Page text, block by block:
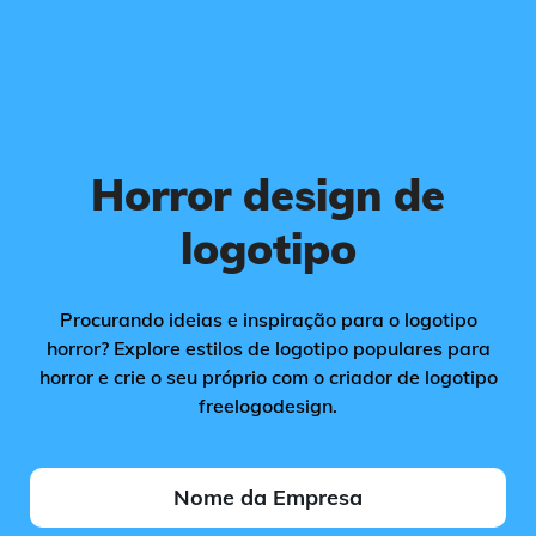
Horror design de
logotipo
Procurando ideias e inspiração para o logotipo
horror? Explore estilos de logotipo populares para
horror e crie o seu próprio com o criador de logotipo
freelogodesign.